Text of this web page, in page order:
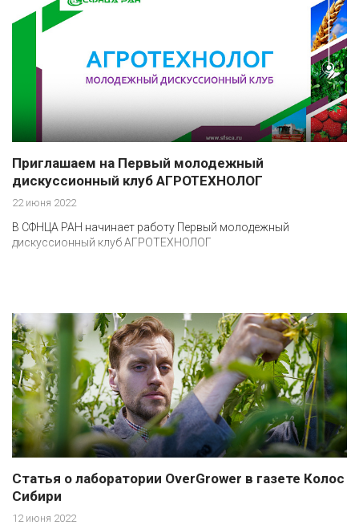
Приглашаем на Первый молодежный
дискуссионный клуб АГРОТЕХНОЛОГ
22 июня 2022
В СФНЦА РАН начинает работу Первый молодежный
дискуссионный клуб АГРОТЕХНОЛОГ
Статья о лаборатории OverGrower в газете Колос
Сибири
12 июня 2022